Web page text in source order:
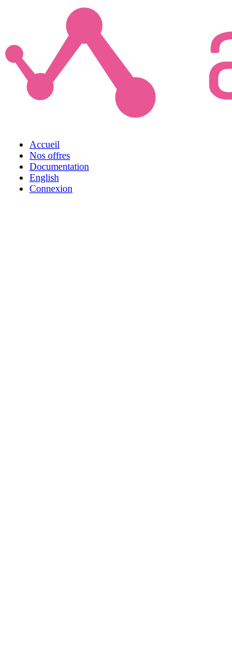
Accueil
Nos offres
Documentation
English
Connexion